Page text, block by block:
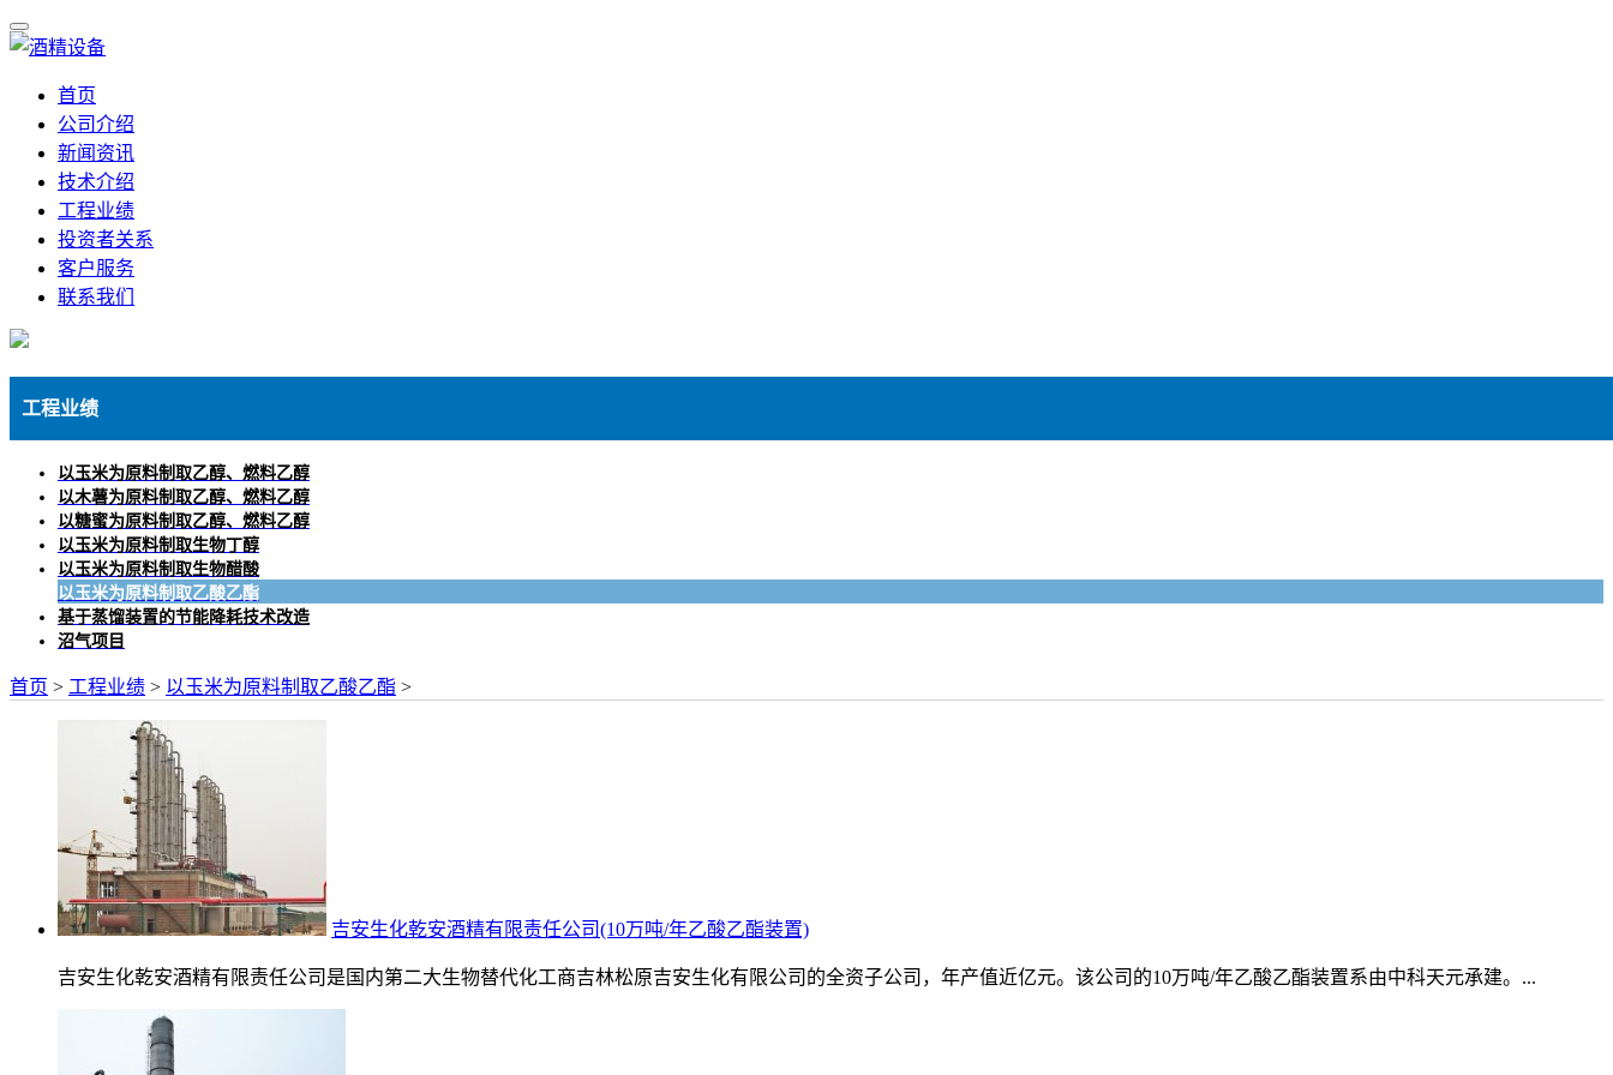
首页
公司介绍
新闻资讯
技术介绍
工程业绩
投资者关系
客户服务
联系我们
工程业绩
以玉米为原料制取乙醇、燃料乙醇
以木薯为原料制取乙醇、燃料乙醇
以糖蜜为原料制取乙醇、燃料乙醇
以玉米为原料制取生物丁醇
以玉米为原料制取生物醋酸
以玉米为原料制取乙酸乙酯
基于蒸馏装置的节能降耗技术改造
沼气项目
首页 > 工程业绩 > 以玉米为原料制取乙酸乙酯 >
吉安生化乾安酒精有限责任公司(10万吨/年乙酸乙酯装置)
吉安生化乾安酒精有限责任公司是国内第二大生物替代化工商吉林松原吉安生化有限公司的全资子公司，年产值近亿元。该公司的10万吨/年乙酸乙酯装置系由中科天元承建。...